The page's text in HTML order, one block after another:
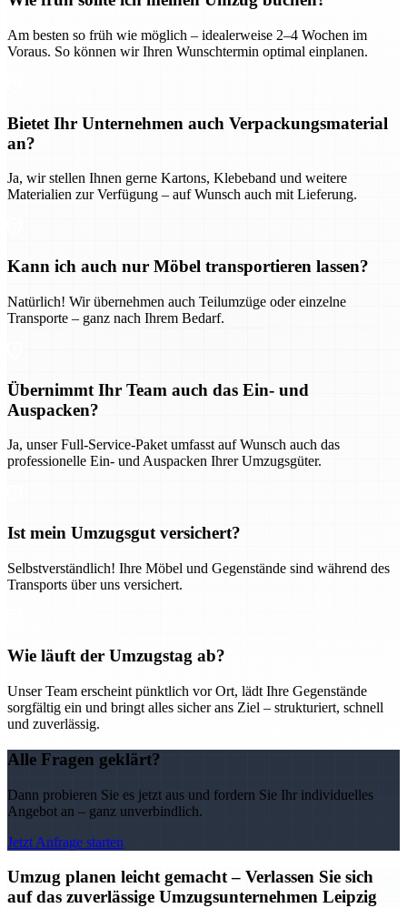
Am besten so früh wie möglich – idealerweise 2–4 Wochen im
Voraus. So können wir Ihren Wunschtermin optimal einplanen.
Bietet Ihr Unternehmen auch Verpackungsmaterial
an?
Ja, wir stellen Ihnen gerne Kartons, Klebeband und weitere
Materialien zur Verfügung – auf Wunsch auch mit Lieferung.
Kann ich auch nur Möbel transportieren lassen?
Natürlich! Wir übernehmen auch Teilumzüge oder einzelne
Transporte – ganz nach Ihrem Bedarf.
Übernimmt Ihr Team auch das Ein- und
Auspacken?
Ja, unser Full-Service-Paket umfasst auf Wunsch auch das
professionelle Ein- und Auspacken Ihrer Umzugsgüter.
Ist mein Umzugsgut versichert?
Selbstverständlich! Ihre Möbel und Gegenstände sind während des
Transports über uns versichert.
Wie läuft der Umzugstag ab?
Unser Team erscheint pünktlich vor Ort, lädt Ihre Gegenstände
sorgfältig ein und bringt alles sicher ans Ziel – strukturiert, schnell
und zuverlässig.
Alle Fragen geklärt?
Dann probieren Sie es jetzt aus und fordern Sie Ihr individuelles
Angebot an – ganz unverbindlich.
Jetzt Anfrage starten
Umzug planen leicht gemacht – Verlassen Sie sich
auf das zuverlässige Umzugsunternehmen Leipzig